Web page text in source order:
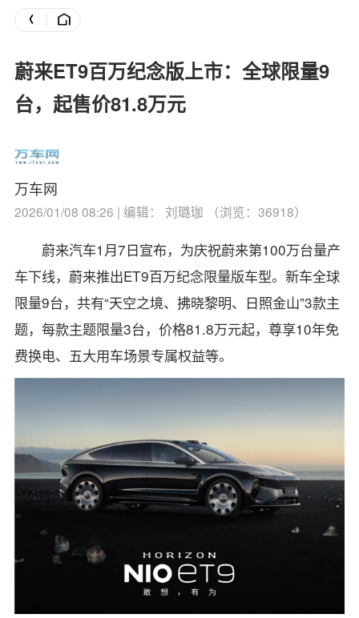
蔚来ET9百万纪念版上市：全球限量9
台，起售价81.8万元
万车网
2026/01/08 08:26 | 编辑： 刘璐珈 （浏览：36918）
蔚来汽车1月7日宣布，为庆祝蔚来第100万台量产
车下线，蔚来推出ET9百万纪念限量版车型。 新车全球
限量9台，共有“天空之境、拂晓黎明、日照金山”3款主
题，每款主题限量3台，价格81.8万元起，尊享10年免
费换电、五大用车场景专属权益等。